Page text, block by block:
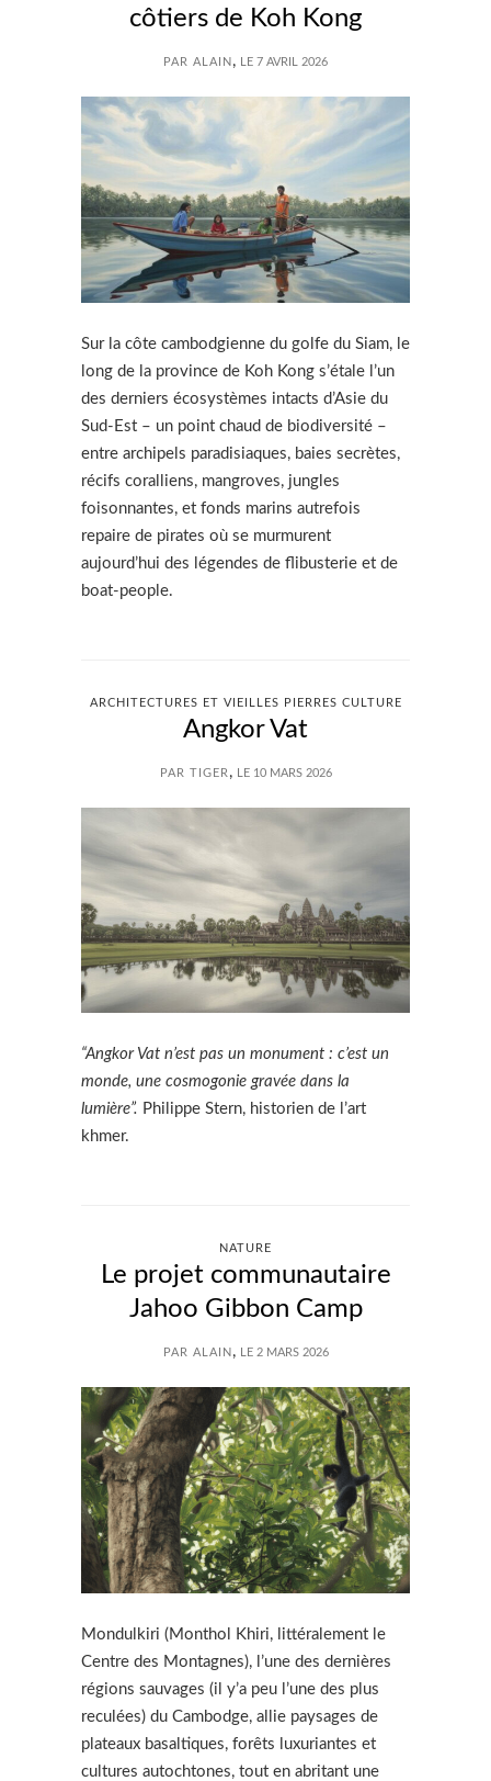
côtiers de Koh Kong
PAR ALAIN , LE 7 AVRIL 2026
Sur la côte cambodgienne du golfe du Siam, le
long de la province de Koh Kong s’étale l’un
des derniers écosystèmes intacts d’Asie du
Sud-Est – un point chaud de biodiversité –
entre archipels paradisiaques, baies secrètes,
récifs coralliens, mangroves, jungles
foisonnantes, et fonds marins autrefois
repaire de pirates où se murmurent
aujourd’hui des légendes de flibusterie et de
boat-people.
ARCHITECTURES ET VIEILLES PIERRES CULTURE
Angkor Vat
PAR TIGER , LE 10 MARS 2026
“Angkor Vat n’est pas un monument : c’est un
monde, une cosmogonie gravée dans la
lumière”. Philippe Stern, historien de l’art
khmer.
NATURE
Le projet communautaire
Jahoo Gibbon Camp
PAR ALAIN , LE 2 MARS 2026
Mondulkiri (Monthol Khiri, littéralement le
Centre des Montagnes), l’une des dernières
régions sauvages (il y’a peu l’une des plus
reculées) du Cambodge, allie paysages de
plateaux basaltiques, forêts luxuriantes et
cultures autochtones, tout en abritant une